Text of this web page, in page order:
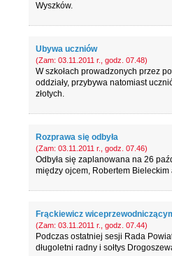
Wyszków.
Ubywa uczniów
(Zam: 03.11.2011 r., godz. 07.48)
W szkołach prowadzonych przez
oddziały, przybywa natomiast
złotych.
Rozprawa się odbyła
(Zam: 03.11.2011 r., godz. 07.46)
Odbyła się zaplanowana na 26
między ojcem, Robertem
Frąckiewicz
(Zam: 03.11.2011 r., godz. 07.44)
Podczas ostatniej sesji Rada
długoletni radny i sołtys